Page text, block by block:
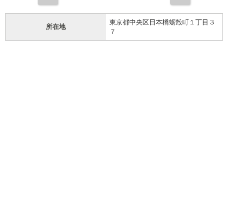
所在地
東京都中央区日本橋蛎殻町１丁目３
７